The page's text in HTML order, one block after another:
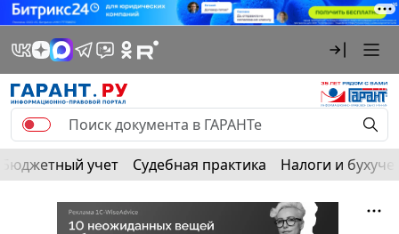
Бюджетный учет Судебная практика Налоги и